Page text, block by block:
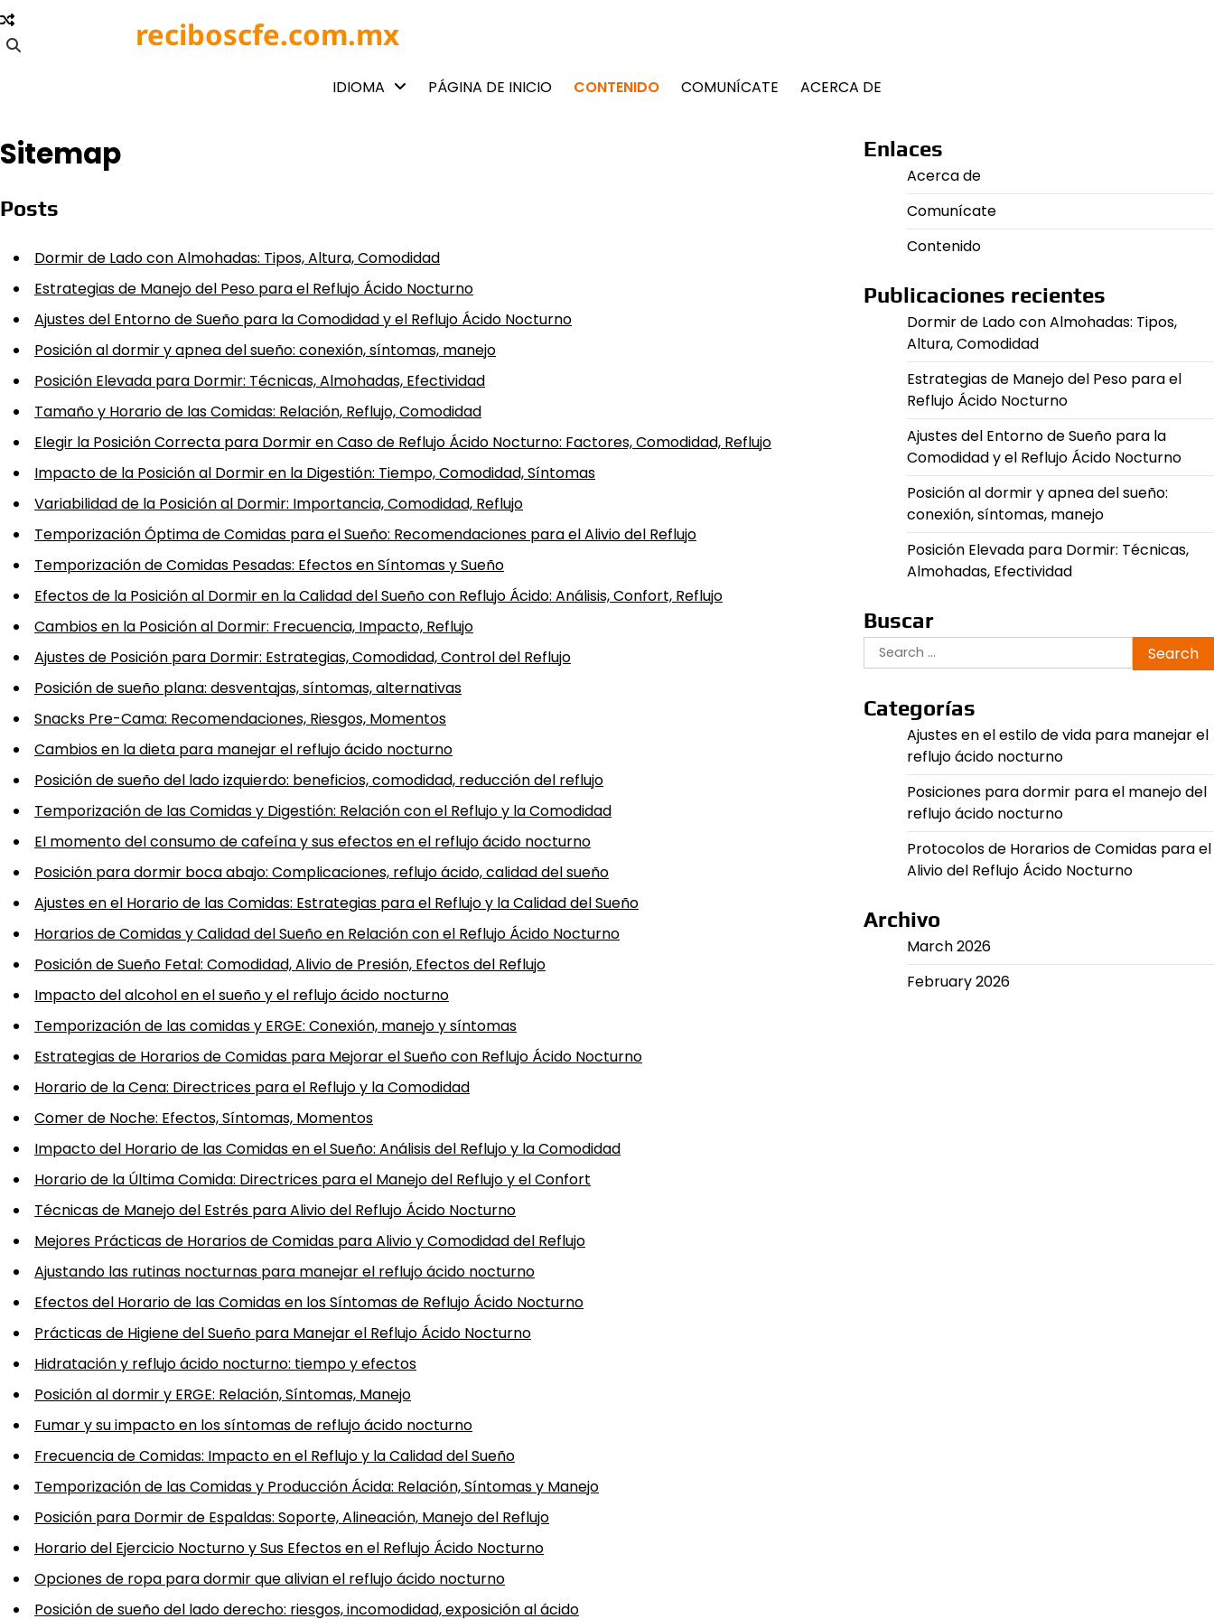
Skip
to
content
reciboscfe.com.mx
IDIOMA PÁGINA DE INICIO CONTENIDO COMUNÍCATE ACERCA DE
Sitemap
Posts
Dormir de Lado con Almohadas: Tipos, Altura, Comodidad
Estrategias de Manejo del Peso para el Reflujo Ácido Nocturno
Ajustes del Entorno de Sueño para la Comodidad y el Reflujo Ácido Nocturno
Posición al dormir y apnea del sueño: conexión, síntomas, manejo
Posición Elevada para Dormir: Técnicas, Almohadas, Efectividad
Tamaño y Horario de las Comidas: Relación, Reflujo, Comodidad
Elegir la Posición Correcta para Dormir en Caso de Reflujo Ácido Nocturno: Factores, Comodidad, Reflujo
Impacto de la Posición al Dormir en la Digestión: Tiempo, Comodidad, Síntomas
Variabilidad de la Posición al Dormir: Importancia, Comodidad, Reflujo
Temporización Óptima de Comidas para el Sueño: Recomendaciones para el Alivio del Reflujo
Temporización de Comidas Pesadas: Efectos en Síntomas y Sueño
Efectos de la Posición al Dormir en la Calidad del Sueño con Reflujo Ácido: Análisis, Confort, Reflujo
Cambios en la Posición al Dormir: Frecuencia, Impacto, Reflujo
Ajustes de Posición para Dormir: Estrategias, Comodidad, Control del Reflujo
Posición de sueño plana: desventajas, síntomas, alternativas
Snacks Pre-Cama: Recomendaciones, Riesgos, Momentos
Cambios en la dieta para manejar el reflujo ácido nocturno
Posición de sueño del lado izquierdo: beneficios, comodidad, reducción del reflujo
Temporización de las Comidas y Digestión: Relación con el Reflujo y la Comodidad
El momento del consumo de cafeína y sus efectos en el reflujo ácido nocturno
Posición para dormir boca abajo: Complicaciones, reflujo ácido, calidad del sueño
Ajustes en el Horario de las Comidas: Estrategias para el Reflujo y la Calidad del Sueño
Horarios de Comidas y Calidad del Sueño en Relación con el Reflujo Ácido Nocturno
Posición de Sueño Fetal: Comodidad, Alivio de Presión, Efectos del Reflujo
Impacto del alcohol en el sueño y el reflujo ácido nocturno
Temporización de las comidas y ERGE: Conexión, manejo y síntomas
Estrategias de Horarios de Comidas para Mejorar el Sueño con Reflujo Ácido Nocturno
Horario de la Cena: Directrices para el Reflujo y la Comodidad
Comer de Noche: Efectos, Síntomas, Momentos
Impacto del Horario de las Comidas en el Sueño: Análisis del Reflujo y la Comodidad
Horario de la Última Comida: Directrices para el Manejo del Reflujo y el Confort
Técnicas de Manejo del Estrés para Alivio del Reflujo Ácido Nocturno
Mejores Prácticas de Horarios de Comidas para Alivio y Comodidad del Reflujo
Ajustando las rutinas nocturnas para manejar el reflujo ácido nocturno
Efectos del Horario de las Comidas en los Síntomas de Reflujo Ácido Nocturno
Prácticas de Higiene del Sueño para Manejar el Reflujo Ácido Nocturno
Hidratación y reflujo ácido nocturno: tiempo y efectos
Posición al dormir y ERGE: Relación, Síntomas, Manejo
Fumar y su impacto en los síntomas de reflujo ácido nocturno
Frecuencia de Comidas: Impacto en el Reflujo y la Calidad del Sueño
Temporización de las Comidas y Producción Ácida: Relación, Síntomas y Manejo
Posición para Dormir de Espaldas: Soporte, Alineación, Manejo del Reflujo
Horario del Ejercicio Nocturno y Sus Efectos en el Reflujo Ácido Nocturno
Opciones de ropa para dormir que alivian el reflujo ácido nocturno
Posición de sueño del lado derecho: riesgos, incomodidad, exposición al ácido
Enlaces
Acerca de
Comunícate
Contenido
Publicaciones recientes
Dormir de Lado con Almohadas: Tipos,
Altura, Comodidad
Estrategias de Manejo del Peso para el
Reflujo Ácido Nocturno
Ajustes del Entorno de Sueño para la
Comodidad y el Reflujo Ácido Nocturno
Posición al dormir y apnea del sueño:
conexión, síntomas, manejo
Posición Elevada para Dormir: Técnicas,
Almohadas, Efectividad
Buscar
Search
for:
Categorías
Ajustes en el estilo de vida para manejar el
reflujo ácido nocturno
Posiciones para dormir para el manejo del
reflujo ácido nocturno
Protocolos de Horarios de Comidas para el
Alivio del Reflujo Ácido Nocturno
Archivo
March 2026
February 2026